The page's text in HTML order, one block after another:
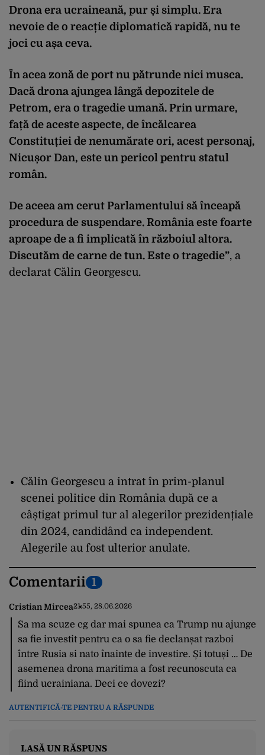
Drona era ucraineană, pur și simplu. Era
nevoie de o reacție diplomatică rapidă, nu te
joci cu așa ceva.
În acea zonă de port nu pătrunde nici musca.
Dacă drona ajungea lângă depozitele de
Petrom, era o tragedie umană. Prin urmare,
față de aceste aspecte, de încălcarea
Constituției de nenumărate ori, acest personaj,
Nicușor Dan, este un pericol pentru statul
român.
De aceea am cerut Parlamentului să înceapă
procedura de suspendare. România este foarte
aproape de a fi implicată în războiul altora.
Discutăm de carne de tun. Este o tragedie”, a
declarat Călin Georgescu.
Călin Georgescu a intrat în prim-planul
scenei politice din România după ce a
câștigat primul tur al alegerilor prezidențiale
din 2024, candidând ca independent.
Alegerile au fost ulterior anulate.
Comentarii 1
Cristian Mircea21:55, 28.06.2026
Sa ma scuze cg dar mai spunea ca Trump nu ajunge
sa fie investit pentru ca o sa fie declanșat razboi
între Rusia si nato înainte de investire. Și totuși … De
asemenea drona maritima a fost recunoscuta ca
fiind ucrainiana. Deci ce dovezi?
AUTENTIFICĂ-TE PENTRU A RĂSPUNDE
LASĂ UN RĂSPUNS